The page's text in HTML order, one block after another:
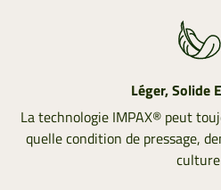
Léger, Solide
La technologie IMPAX® peut
quelle condition de pressage,